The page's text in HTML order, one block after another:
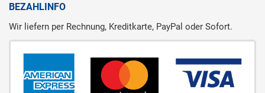
BEZAHLINFO
Wir liefern per Rechnung, Kreditkarte, PayPal oder Sofort.